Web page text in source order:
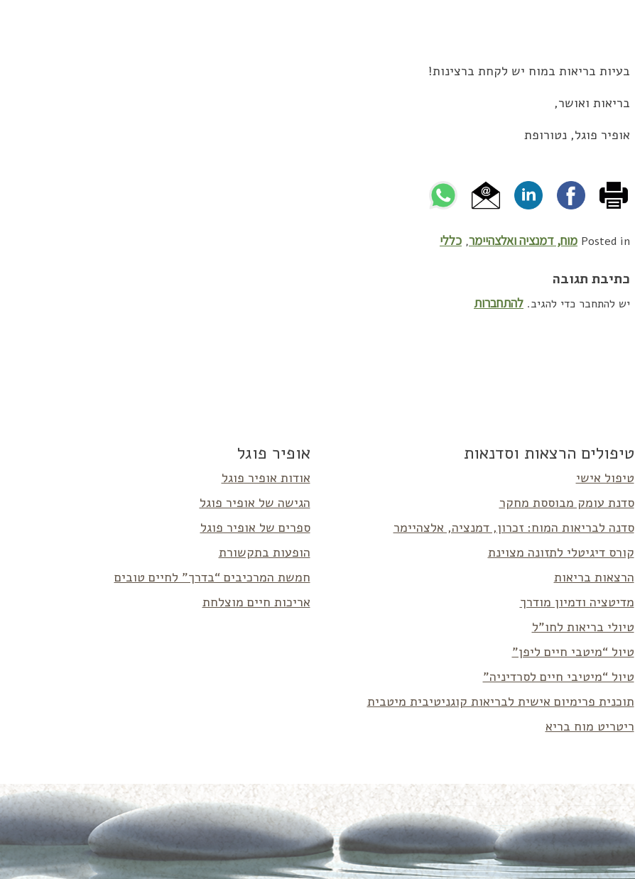
בעיות בריאות במוח יש לקחת ברצינות!
בריאות ואושר,
אופיר פוגל, נטורופת
Posted in מוח, דמנציה ואלצהיימר, כללי
כתיבת תגובה
יש להתחבר כדי להגיב. להתחברות
אופיר פוגל
אודות אופיר פוגל
הגישה של אופיר פוגל
ספרים של אופיר פוגל
הופעות בתקשורת
חמשת המרכיבים “בדרך” לחיים טובים
אריכות חיים מוצלחת
טיפולים הרצאות וסדנאות
טיפול אישי
סדנת עומק מבוססת מחקר
סדנה לבריאות המוח: זכרון, דמנציה, אלצהיימר
קורס דיגיטלי לתזונה מצוינת
הרצאות בריאות
מדיטציה ודמיון מודרך
טיולי בריאות לחו”ל
טיול “מיטבי חיים ליפן”
טיול “מיטיבי חיים לסרדיניה”
תוכנית פרימיום אישית לבריאות קוגניטיבית מיטבית
ריטריט מוח בריא